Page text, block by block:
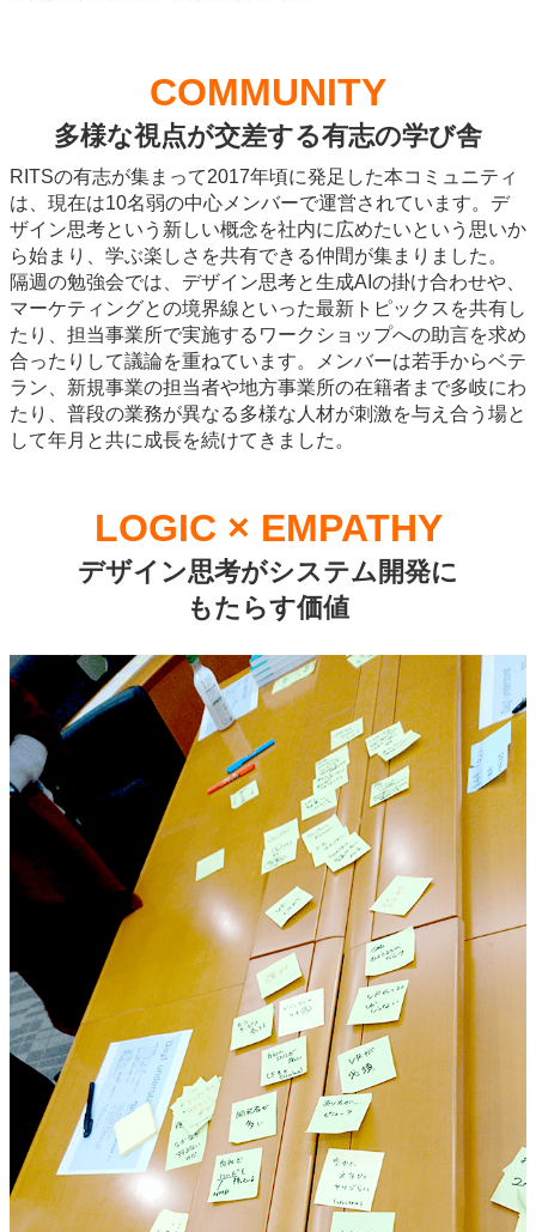
COMMUNITY
多様な視点が交差する有志の学び舎
RITSの有志が集まって2017年頃に発足した本コミュニティ
は、現在は10名弱の中心メンバーで運営されています。デ
ザイン思考という新しい概念を社内に広めたいという思いか
ら始まり、学ぶ楽しさを共有できる仲間が集まりました。
隔週の勉強会では、デザイン思考と生成AIの掛け合わせや、
マーケティングとの境界線といった最新トピックスを共有し
たり、担当事業所で実施するワークショップへの助言を求め
合ったりして議論を重ねています。メンバーは若手からベテ
ラン、新規事業の担当者や地方事業所の在籍者まで多岐にわ
たり、普段の業務が異なる多様な人材が刺激を与え合う場と
して年月と共に成長を続けてきました。
LOGIC × EMPATHY
デザイン思考がシステム開発に
もたらす価値